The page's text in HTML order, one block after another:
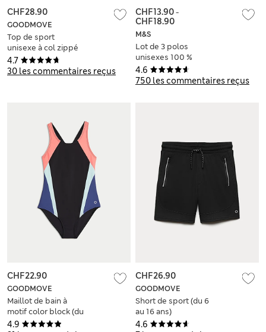
4.7
30 les commentaires reçus
GOODMOVE
Top de sport
unisexe à col zippé
(du 6 au 16 ans)
CHF28.90
4.6
750 les commentaires reçus
M&S
Lot de 3 polos
unisexes 100 %
coton, parfaits pour
l’école (du 2 au 16
CHF13.90-
CHF18.90
4.9
GOODMOVE
Maillot de bain à
motif color block (du
6 au 16 ans)
CHF22.90
4.6
GOODMOVE
Short de sport (du 6
au 16 ans)
CHF26.90